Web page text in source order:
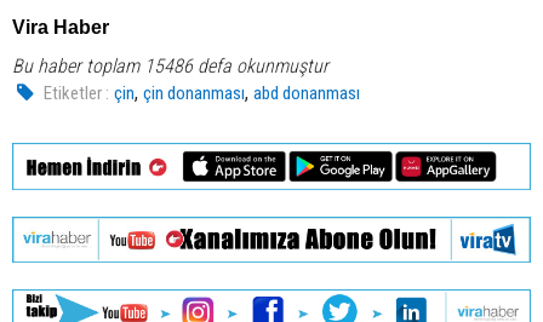
Vira Haber
Bu haber toplam 15486 defa okunmuştur
Etiketler : çin,çin donanması,abd donanması